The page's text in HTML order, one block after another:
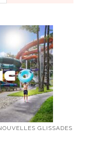
GLISSADES